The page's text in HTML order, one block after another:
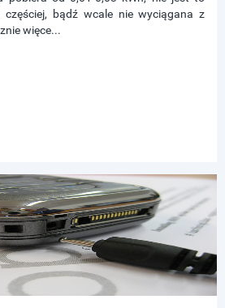
częściej, bądź wcale nie wyciągana z
więce...